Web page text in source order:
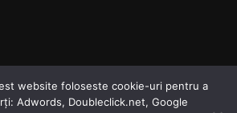
website foloseste cookie-uri pentru a
Adwords, Doubleclick.net, Google